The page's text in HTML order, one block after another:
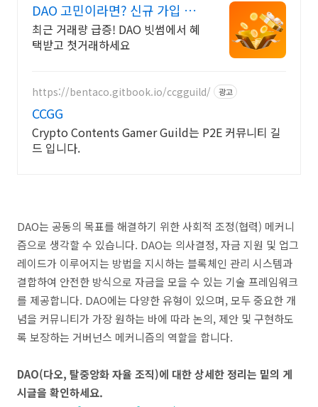
DAO 고민이라면? 신규 가입 시
5만원 혜택
최근 거래량 급증! DAO 빗썸에서 혜
택받고 첫거래하세요
https://bentaco.gitbook.io/ccgguild/ 광고
CCGG
Crypto Contents Gamer Guild는 P2E 커뮤니티 길
드 입니다.
DAO는 공동의 목표를 해결하기 위한 사회적 조정(협력) 메커니
즘으로 생각할 수 있습니다. DAO는 의사결정, 자금 지원 및 업그
레이드가 이루어지는 방법을 지시하는 블록체인 관리 시스템과
결합하여 안전한 방식으로 자금을 모을 수 있는 기술 프레임워크
를 제공합니다. DAO에는 다양한 유형이 있으며, 모두 중요한 개
념을 커뮤니티가 가장 원하는 바에 따라 논의, 제안 및 구현하도
록 보장하는 거버넌스 메커니즘의 역할을 합니다.
DAO(다오, 탈중앙화 자율 조직)에 대한 상세한 정리는 밑의 게
시글을 확인하세요.